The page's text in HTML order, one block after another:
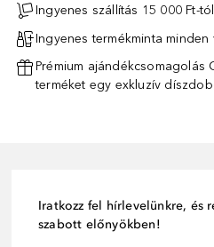
Ingyenes szállítás 15 000 Ft-tól
Ingyenes termékminta minden
Prémium
terméket egy exkluzív
Iratkozz fel hírlevelünkre, és
szabott előnyökben!